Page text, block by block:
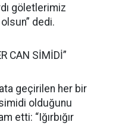
göletlerimiz
dedi.
CAN SİMİDİ”
geçirilen her bir
olduğunu
etti: “Iğırbığır